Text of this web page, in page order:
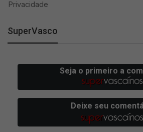
SuperVasco